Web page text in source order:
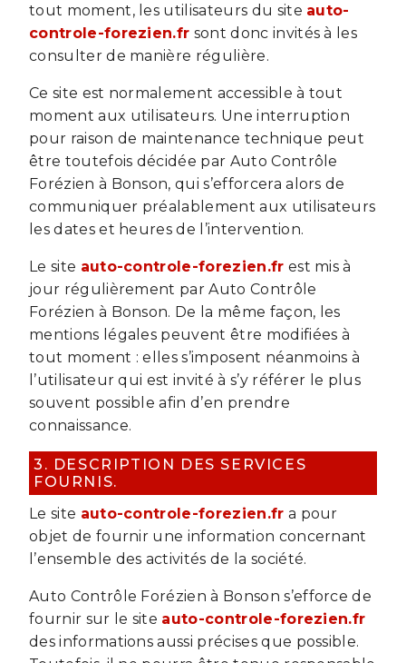
tout moment, les utilisateurs du site auto-
controle-forezien.fr sont donc invités à les
consulter de manière régulière.
Ce site est normalement accessible à tout
moment aux utilisateurs. Une interruption
pour raison de maintenance technique peut
être toutefois décidée par Auto Contrôle
Forézien à Bonson, qui s’efforcera alors de
communiquer préalablement aux utilisateurs
les dates et heures de l’intervention.
Le site auto-controle-forezien.fr est mis à
jour régulièrement par Auto Contrôle
Forézien à Bonson. De la même façon, les
mentions légales peuvent être modifiées à
tout moment : elles s’imposent néanmoins à
l’utilisateur qui est invité à s’y référer le plus
souvent possible afin d’en prendre
connaissance.
3. DESCRIPTION DES SERVICES
FOURNIS.
Le site auto-controle-forezien.fr a pour
objet de fournir une information concernant
l’ensemble des activités de la société.
Auto Contrôle Forézien à Bonson s’efforce de
fournir sur le site auto-controle-forezien.fr
des informations aussi précises que possible.